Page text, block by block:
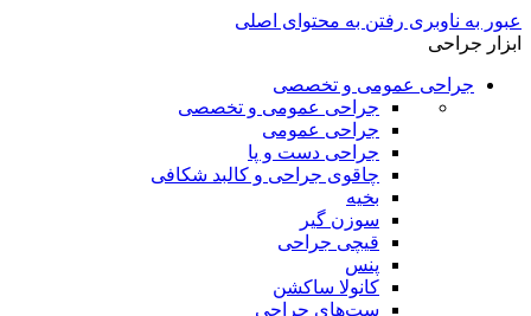
عبور به ناوبری رفتن به محتوای اصلی
ابزار جراحی
جراحی عمومی و تخصصی
جراحی عمومی و تخصصی
جراحی عمومی
جراحی دست و پا
چاقوی جراحی و کالبد شکافی
بخیه
سوزن‌ گیر
قیچی‌ جراحی
پنس
کانولا ساکشن
ست‌های جراحی